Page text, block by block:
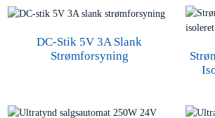
DC-Stik 5V 3A Slank
Strømforsyning